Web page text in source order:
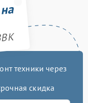
техники через
скидка